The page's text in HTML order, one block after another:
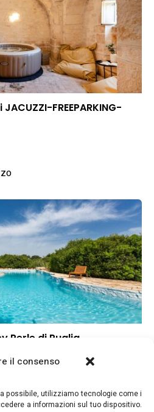
il consenso
possibile, utilizziamo tecnologie come i
a informazioni sul tuo dispositivo.
FREEPARKING-
Perle di Puglia